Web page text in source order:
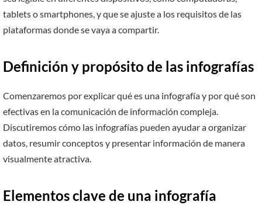
tablets o smartphones, y que se ajuste a los requisitos de las
plataformas donde se vaya a compartir.
Definición y propósito de las infografías
Comenzaremos por explicar qué es una infografía y por qué son
efectivas en la comunicación de información compleja.
Discutiremos cómo las infografías pueden ayudar a organizar
datos, resumir conceptos y presentar información de manera
visualmente atractiva.
Elementos clave de una infografía